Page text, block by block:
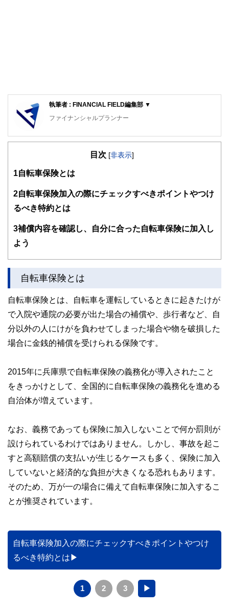
執筆者 : FINANCIAL FIELD編集部 ▼
ファイナンシャルプランナー
FinancialField編集部は、金融、経済に関する記事を、日々
知識がない方でも理解できるようわかりやすく発信していま
得者を中心に「お金や暮らし」に関する書籍・雑誌の編集経
験者で構成され、企画立案から記事掲載まですべての工程に
関わることで、読者目線のコンテンツを追求しています。
FinancialFieldの特徴は、ファイナンシャルプランナー、弁
護士、税理士、宅地建物取引士、相続診断士、住宅ローンア
をわかりやすく発信している点です。
このように編集経験豊富なメンバーと金融や経済に精通した
やすさはもちろんのこと、読み応えのあるコンテンツと確か
な情報発信を実現しています。
私たちは、快適でより良い生活のアイデアを提供するお金の
目次 [非表示]
1 自転車保険とは
2自転車保険加入の際にチェックすべきポイントやつけ
るべき特約とは
3補償内容を確認し、自分に合った自転車保険に加入し
よう
自転車保険とは
自転車保険とは、自転車を運転しているときに起きたけが
で入院や通院の必要が出た場合の補償や、歩行者など、自
分以外の人にけがを負わせてしまった場合や物を破損した
場合に金銭的補償を受けられる保険です。
2015年に兵庫県で自転車保険の義務化が導入されたこと
をきっかけとして、全国的に自転車保険の義務化を進める
自治体が増えています。
なお、義務であっても保険に加入しないことで何か罰則が
設けられているわけではありません。しかし、事故を起こ
すと高額賠償の支払いが生じるケースも多く、保険に加入
していないと経済的な負担が大きくなる恐れもあります。
そのため、万が一の場合に備えて自転車保険に加入するこ
とが推奨されています。
自転車保険加入の際にチェックすべきポイントやつけ
るべき特約とは
1 2 3 ▶